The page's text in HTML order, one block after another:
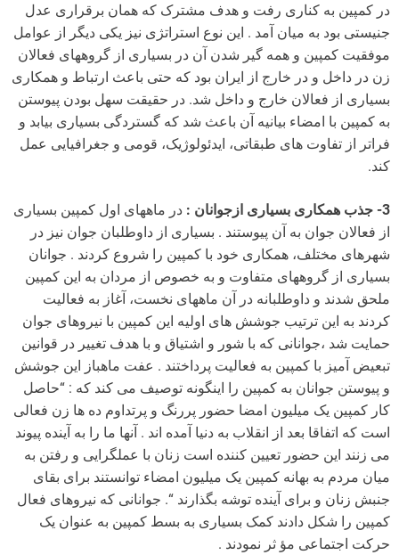
در کمپین به کناری رفت و هدف مشترک که همان برقراری عدل
جنیستی بود به میان آمد . این نوع استراتژی نیز یکی دیگر از عوامل
موفقیت کمپین و همه گیر شدن آن در بسیاری از گروههای فعالان
زن در داخل و در خارج از ایران بود که حتی باعث ارتباط و همکاری
بسیاری از فعالان خارج و داخل شد. در حقیقت سهل بودن پیوستن
به کمپین با امضاء بیانیه آن باعث شد که گستردگی بسیاری بیابد و
فراتر از تفاوت های طبقاتی، ایدئولوژیک، قومی و جغرافیایی عمل
کند.
3- جذب همکاری بسیاری ازجوانان :
در ماههای اول کمپین بسیاری
از فعالان جوان به آن پیوستند . بسیاری از داوطلبان جوان نیز در
شهرهای مختلف، همکاری خود با کمپین را شروع کردند . جوانان
بسیاری از گروههای متفاوت و به خصوص از مردان به این کمپین
ملحق شدند و داوطلبانه در آن ماههای نخست، آغاز به فعالیت
کردند به این ترتیب جوشش های اولیه این کمپین با نیروهای جوان
حمایت شد ،جوانانی که با شور و اشتیاق و با هدف تغییر در قوانین
تبعیض آمیز با کمپین به فعالیت پرداختند . عفت ماهباز این جوشش
و پیوستن جوانان به کمپین را اینگونه توصیف می کند که : “حاصل
کار کمپین یک میلیون امضا حضور پررنگ و پرتداوم ده ها زن فعالی
است که اتفاقا بعد از انقلاب به دنیا آمده اند . آنها ما را به آینده پیوند
می زنند این حضور تعیین کننده است زنان با عملگرایی و رفتن به
میان مردم به بهانه کمپین یک میلیون امضاء توانستند برای بقای
جنبش زنان و برای آینده توشه بگذارند “. جوانانی که نیروهای فعال
کمپین را شکل دادند کمک بسیاری به بسط کمپین به عنوان یک
حرکت اجتماعی مؤ ثر نمودند .